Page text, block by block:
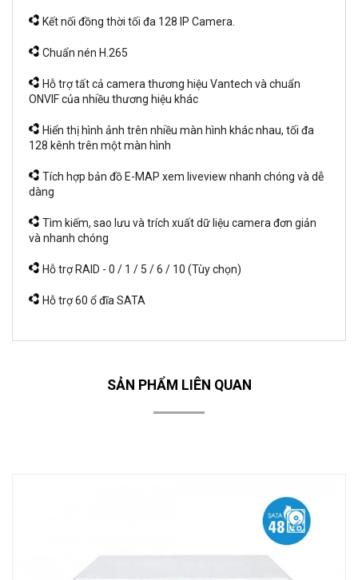
Kết nối đồng thời tối đa 128 IP Camera.
Chuẩn nén H.265
Hỗ trợ tất cả camera thương hiệu Vantech và chuẩn
ONVIF của nhiều thương hiệu khác
Hiển thị hình ảnh trên nhiều màn hình khác nhau, tối đa
128 kênh trên một màn hình
Tích hợp bản đồ E-MAP xem liveview nhanh chóng và dễ
dàng
Tìm kiếm, sao lưu và trích xuất dữ liệu camera đơn giản
và nhanh chóng
Hỗ trợ RAID - 0 / 1 / 5 / 6 / 10 (Tùy chọn)
Hỗ trợ 60 ổ đĩa SATA
SẢN PHẨM LIÊN QUAN